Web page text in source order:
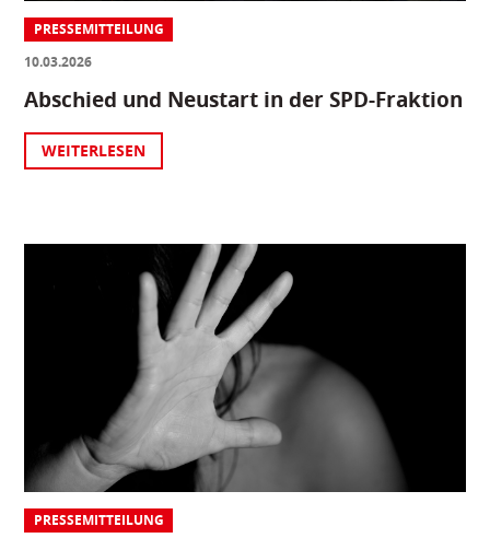
PRESSEMITTEILUNG
10.03.2026
Abschied und Neustart in der SPD-Fraktion
WEITERLESEN
PRESSEMITTEILUNG